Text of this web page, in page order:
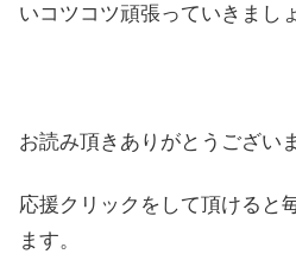
いコツコツ頑張っていきまし
お読み頂きありがとうござい
応援クリックをして頂けると
ます。